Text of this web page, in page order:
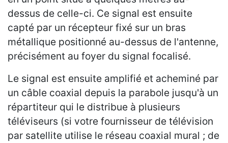
dessus de celle-ci. Ce signal est ensuite
capté par un récepteur fixé sur un bras
métallique positionné au-dessus de l'antenne,
précisément au foyer du signal focalisé.
Le signal est ensuite amplifié et acheminé par
un câble coaxial depuis la parabole jusqu'à un
répartiteur qui le distribue à plusieurs
téléviseurs (si votre fournisseur de télévision
par satellite utilise le réseau coaxial mural ; de